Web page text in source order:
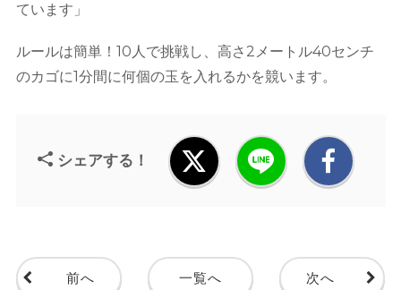
ています」
ルールは簡単！10人で挑戦し、高さ2メートル40センチ
のカゴに1分間に何個の玉を入れるかを競います。
シェアする！
前へ 一覧へ 次へ